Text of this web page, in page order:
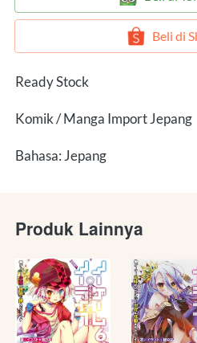
` Beli di
Ready Stock
Komik / Manga Import Jepang
Bahasa: Jepang
Produk Lainnya